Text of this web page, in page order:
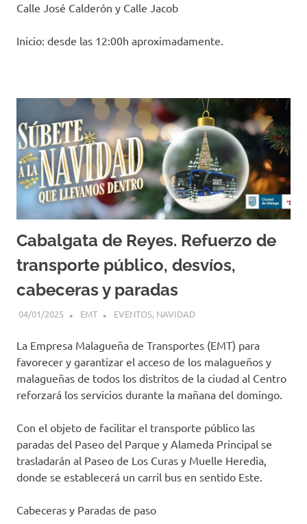
Calle José Calderón y Calle Jacob
Inicio: desde las 12:00h aproximadamente.
Cabalgata de Reyes. Refuerzo de
transporte público, desvíos,
cabeceras y paradas
04/01/2025 EMT EVENTOS, NAVIDAD
La Empresa Malagueña de Transportes (EMT) para
favorecer y garantizar el acceso de los malagueños y
malagueñas de todos los distritos de la ciudad al Centro
reforzará los servicios durante la mañana del domingo.
Con el objeto de facilitar el transporte público las
paradas del Paseo del Parque y Alameda Principal se
trasladarán al Paseo de Los Curas y Muelle Heredia,
donde se establecerá un carril bus en sentido Este.
Cabeceras y Paradas de paso